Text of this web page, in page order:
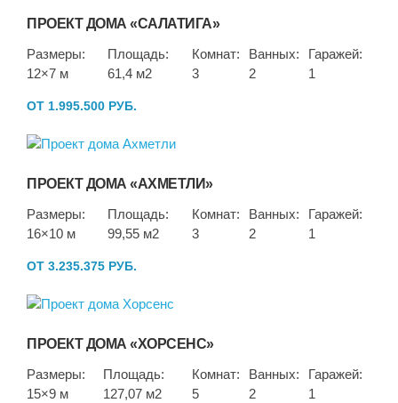
ПРОЕКТ ДОМА «САЛАТИГА»
Размеры:
12×7 м
Площадь:
61,4 м2
Комнат:
3
Ванных:
2
Гаражей:
1
ОТ 1.995.500 РУБ.
ПРОЕКТ ДОМА «АХМЕТЛИ»
Размеры:
16×10 м
Площадь:
99,55 м2
Комнат:
3
Ванных:
2
Гаражей:
1
ОТ 3.235.375 РУБ.
ПРОЕКТ ДОМА «ХОРСЕНС»
Размеры:
15×9 м
Площадь:
127,07 м2
Комнат:
5
Ванных:
2
Гаражей:
1